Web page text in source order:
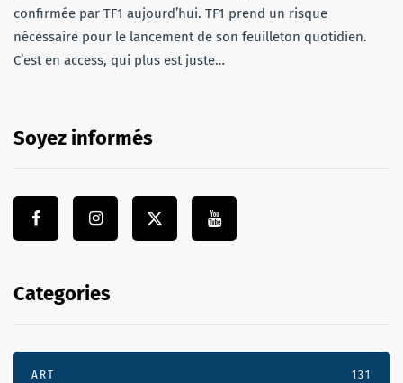
confirmée par TF1 aujourd’hui. TF1 prend un risque
nécessaire pour le lancement de son feuilleton quotidien.
C’est en access, qui plus est juste…
Soyez informés
Categories
ART 131